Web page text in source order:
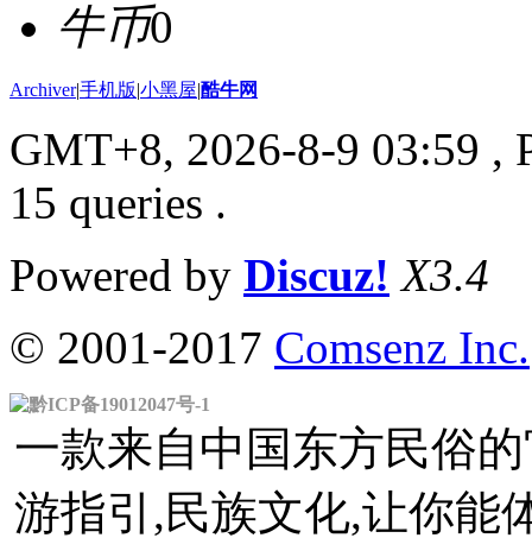
牛币0
Archiver|手机版|小黑屋|酷牛网
GMT+8, 2026-8-9 03:59 ,
15 queries .
Powered by Discuz! X3.4
© 2001-2017 Comsenz Inc.
黔ICP备19012047号-1
一款来自中国东方民俗
游指引,民族文化,让你能